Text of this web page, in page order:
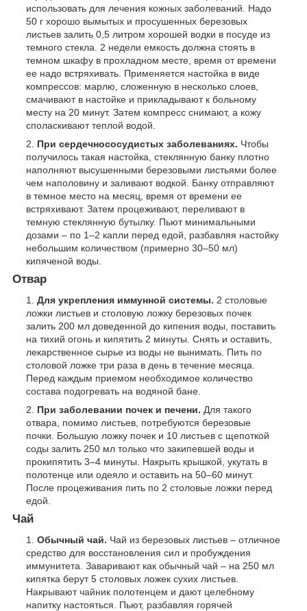
использовать для лечения кожных заболеваний. Надо
50 г хорошо вымытых и просушенных березовых
листьев залить 0,5 литром хорошей водки в посуде из
темного стекла. 2 недели емкость должна стоять в
темном шкафу в прохладном месте, время от времени
ее надо встряхивать. Применяется настойка в виде
компрессов: марлю, сложенную в несколько слоев,
смачивают в настойке и прикладывают к больному
месту на 20 минут. Затем компресс снимают, а кожу
споласкивают теплой водой.
При сердечнососудистых заболеваниях. Чтобы
получилось такая настойка, стеклянную банку плотно
наполняют высушенными березовыми листьями более
чем наполовину и заливают водкой. Банку отправляют
в темное место на месяц, время от времени ее
встряхивают. Затем процеживают, переливают в
темную стеклянную бутылку. Пьют минимальными
дозами – по 1–2 капли перед едой, разбавляя настойку
небольшим количеством (примерно 30–50 мл)
кипяченой воды.
Отвар
Для укрепления иммунной системы. 2 столовые
ложки листьев и столовую ложку березовых почек
залить 200 мл доведенной до кипения воды, поставить
на тихий огонь и кипятить 2 минуты. Снять и оставить,
лекарственное сырье из воды не вынимать. Пить по
столовой ложке три раза в день в течение месяца.
Перед каждым приемом необходимое количество
состава подогревать на водяной бане.
При заболевании почек и печени. Для такого
отвара, помимо листьев, потребуются березовые
почки. Большую ложку почек и 10 листьев с щепоткой
соды залить 250 мл только что закипевшей воды и
прокипятить 3–4 минуты. Накрыть крышкой, укутать в
полотенце или одеяло и оставить на 50–60 минут.
После процеживания пить по 2 столовые ложки перед
едой.
Чай
Обычный чай. Чай из березовых листьев – отличное
средство для восстановления сил и пробуждения
иммунитета. Заваривают как обычный чай – на 250 мл
кипятка берут 5 столовых ложек сухих листьев.
Накрывают чайник полотенцем и дают целебному
напитку настояться. Пьют, разбавляя горячей